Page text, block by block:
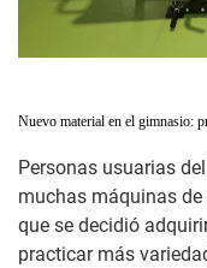
Nuevo material en el gimnasio:
Personas usuarias
muchas máquinas
que se decidió
practicar más